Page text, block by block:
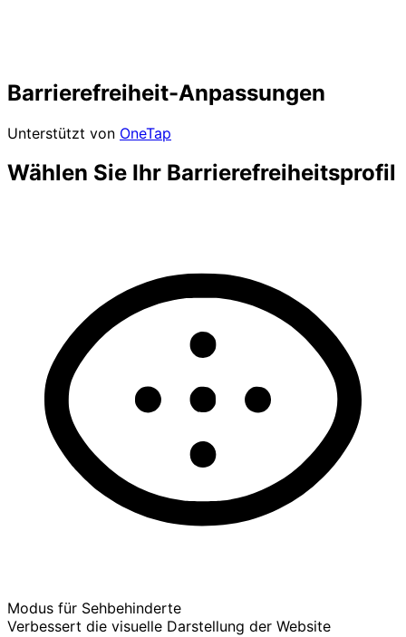
Barrierefreiheit-Anpassungen
Unterstützt von OneTap
Wählen Sie Ihr Barrierefreiheitsprofil
Modus für Sehbehinderte
Verbessert die visuelle Darstellung der Website